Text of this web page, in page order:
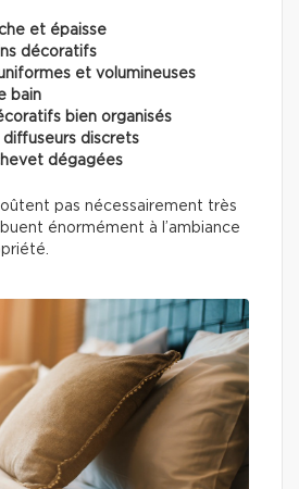
et épaisse
décoratifs
et volumineuses
bain
bien organisés
diffuseurs discrets
dégagées
pas nécessairement très
énormément à l’ambiance